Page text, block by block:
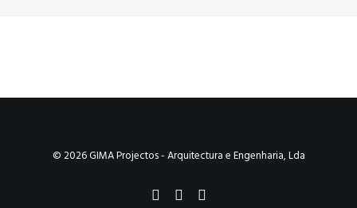
© 2026 GIMA Projectos - Arquitectura e Engenharia, Lda